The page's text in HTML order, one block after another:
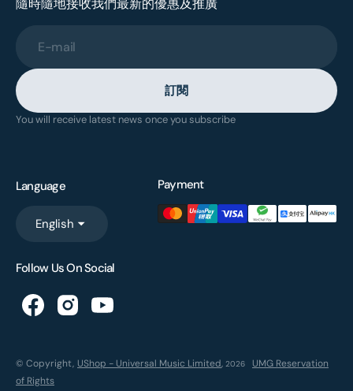
隨時隨地接收我們最新的優惠及推廣
E-mail
訂閱
You will receive latest news once you subscribe
Language
English
Payment
Follow Us On Social
© Copyright, UShop - Universal Music Limited, 2026
UMG Reservation
of Rights